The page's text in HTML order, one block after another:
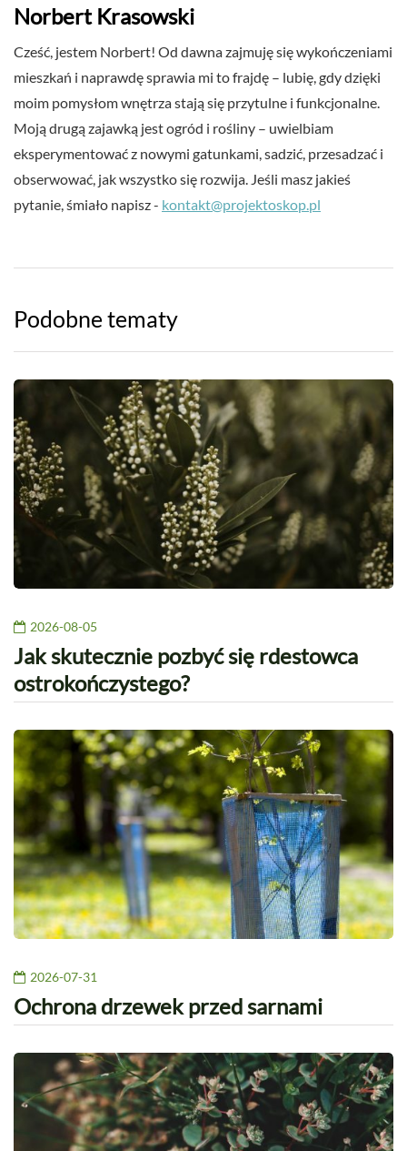
Norbert Krasowski
Cześć, jestem Norbert! Od dawna zajmuję się wykończeniami
mieszkań i naprawdę sprawia mi to frajdę – lubię, gdy dzięki
moim pomysłom wnętrza stają się przytulne i funkcjonalne.
Moją drugą zajawką jest ogród i rośliny – uwielbiam
eksperymentować z nowymi gatunkami, sadzić, przesadzać i
obserwować, jak wszystko się rozwija. Jeśli masz jakieś
pytanie, śmiało napisz - kontakt@projektoskop.pl
Podobne tematy
2026-08-05
Jak skutecznie pozbyć się rdestowca
ostrokończystego?
2026-07-31
Ochrona drzewek przed sarnami